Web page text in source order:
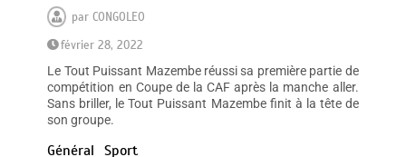
parCONGOLEO
février 28, 2022
Le Tout Puissant Mazembe réussi sa première partie de
compétition en Coupe de la CAF après la manche aller.
Sans briller, le Tout Puissant Mazembe finit à la tête de
son groupe.
Général Sport